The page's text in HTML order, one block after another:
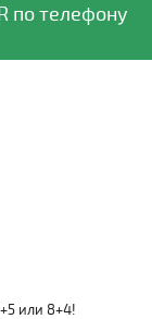
по телефону
или 8+4!